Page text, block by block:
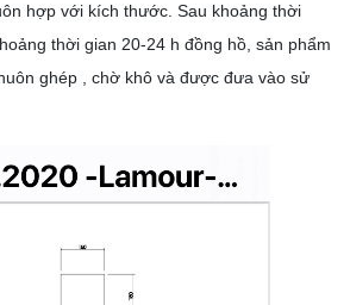
hợp với kích thước. Sau khoảng thời
thời gian 20-24 h đồng hồ, sản phẩm
ghép , chờ khô và được đưa vào sử